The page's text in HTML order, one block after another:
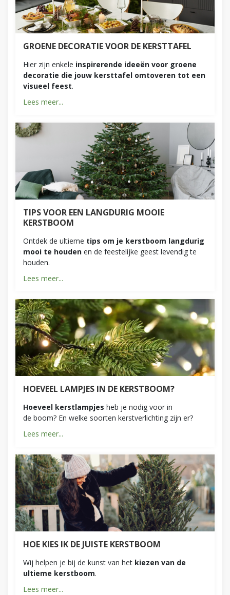
GROENE DECORATIE VOOR DE KERSTTAFEL
Hier zijn enkele inspirerende ideeën voor groene
decoratie die jouw kersttafel omtoveren tot een
visueel feest.
Lees meer...
TIPS VOOR EEN LANGDURIG MOOIE
KERSTBOOM
Ontdek de ultieme tips om je kerstboom langdurig
mooi te houden en de feestelijke geest levendig te
houden.
Lees meer...
HOEVEEL LAMPJES IN DE KERSTBOOM?
Hoeveel kerstlampjes heb je nodig voor in
de boom? En welke soorten kerstverlichting zijn er?
Lees meer...
HOE KIES IK DE JUISTE KERSTBOOM
Wij helpen je bij de kunst van het kiezen van de
ultieme kerstboom.
Lees meer...